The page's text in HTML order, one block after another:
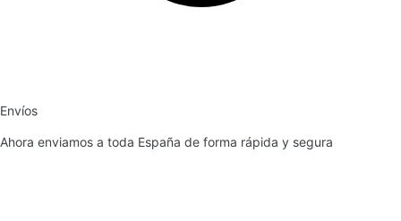
Envíos
Ahora enviamos a toda España de forma rápida y segura